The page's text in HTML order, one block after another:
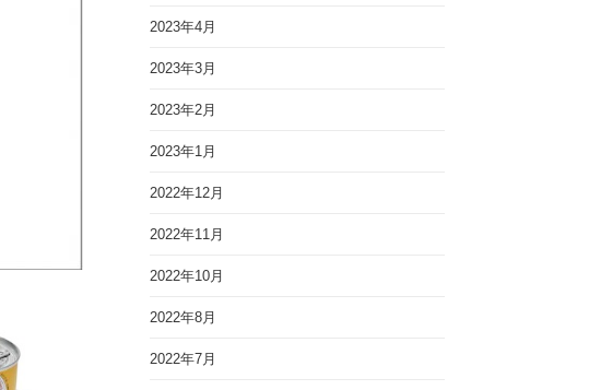
2023年4月
2023年3月
2023年2月
2023年1月
2022年12月
2022年11月
2022年10月
2022年8月
2022年7月